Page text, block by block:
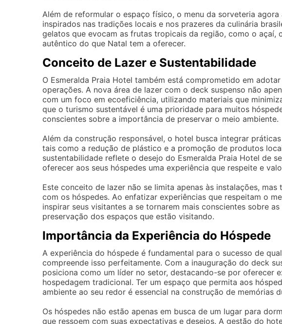
Além de reformular o espaço físico, o menu da sorveteria
inspirados nas tradições locais e nos prazeres da culinária
gelatos que evocam as frutas tropicais da região, como o açaí,
autêntico do que Natal tem a oferecer.
Conceito de Lazer e Sustentabilidade
O Esmeralda Praia Hotel também está comprometido em
operações. A nova área de lazer com o deck suspenso não
com um foco em ecoeficiência, utilizando materiais que
que o turismo sustentável é uma prioridade para muitos
conscientes sobre a importância de preservar o meio ambiente.
Além da construção responsável, o hotel busca integrar
tais como a redução de plástico e a promoção de produtos
sustentabilidade reflete o desejo do Esmeralda Praia Hotel de
oferecer aos seus hóspedes uma experiência que respeite e
Este conceito de lazer não se limita apenas às instalações,
com os hóspedes. Ao enfatizar experiências que respeitam o
inspirar seus visitantes a se tornarem mais conscientes sobre
preservação dos espaços que estão visitando.
Importância da Experiência do Hóspede
A experiência do hóspede é fundamental para o sucesso de
compreende isso perfeitamente. Com a inauguração do deck
posiciona como um líder no setor, destacando-se por oferecer
hospedagem tradicional. Ter um espaço que permita aos
ambiente ao seu redor é essencial na construção de memórias
Os hóspedes não estão apenas em busca de um lugar para
que ressoem com suas expectativas e desejos. A gestão do